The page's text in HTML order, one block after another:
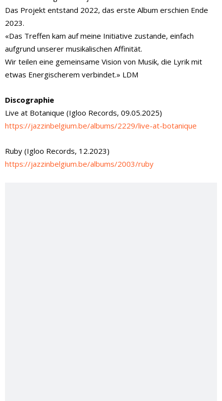
Das Projekt entstand 2022, das erste Album erschien Ende
2023.
«Das Treffen kam auf meine Initiative zustande, einfach
aufgrund unserer musikalischen Affinität.
Wir teilen eine gemeinsame Vision von Musik, die Lyrik mit
etwas Energischerem verbindet.» LDM
Discographie
Live at Botanique (Igloo Records, 09.05.2025)
https://jazzinbelgium.be/albums/2229/live-at-botanique
Ruby (Igloo Records, 12.2023)
https://jazzinbelgium.be/albums/2003/ruby